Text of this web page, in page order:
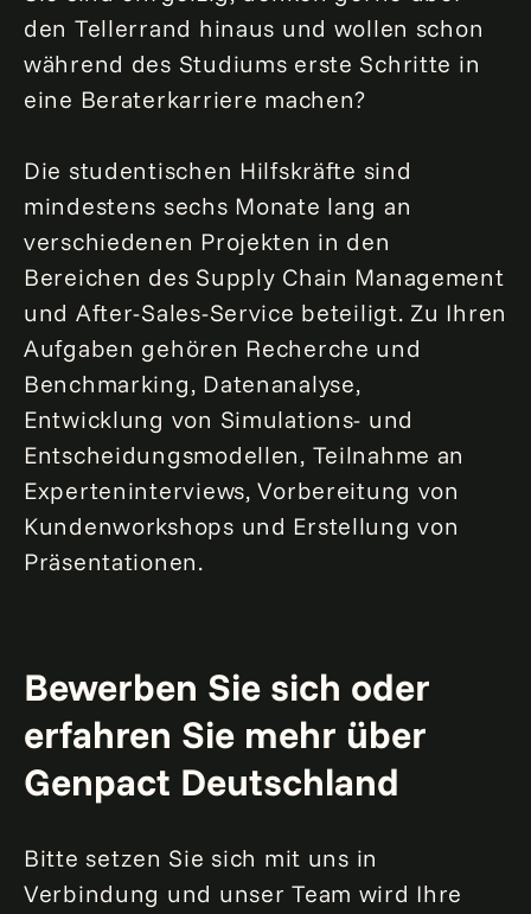
den Tellerrand hinaus und wollen schon
während des Studiums erste Schritte in
eine Beraterkarriere machen?
Die studentischen Hilfskräfte sind
mindestens sechs Monate lang an
verschiedenen Projekten in den
Bereichen des Supply Chain Management
und After-Sales-Service beteiligt. Zu Ihren
Aufgaben gehören Recherche und
Benchmarking, Datenanalyse,
Entwicklung von Simulations- und
Entscheidungsmodellen, Teilnahme an
Experteninterviews, Vorbereitung von
Kundenworkshops und Erstellung von
Präsentationen.
Bewerben Sie sich oder
erfahren Sie mehr über
Genpact Deutschland
Bitte setzen Sie sich mit uns in
Verbindung und unser Team wird Ihre